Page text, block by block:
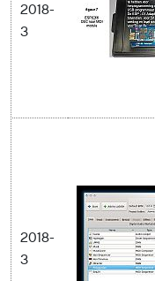
2018-
3
2018-
3